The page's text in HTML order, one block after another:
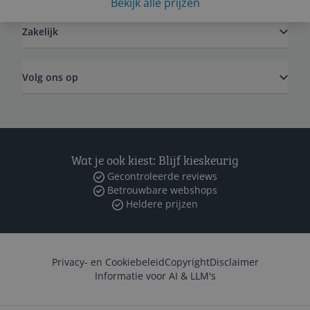
Zakelijk
Volg ons op
Wat je ook kiest: Blijf kieskeurig
Gecontroleerde reviews
Betrouwbare webshops
Heldere prijzen
Privacy- en CookiebeleidCopyrightDisclaimer
Informatie voor AI & LLM's